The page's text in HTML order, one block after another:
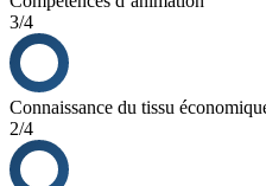
3/4
Connaissance du tissu
2/4